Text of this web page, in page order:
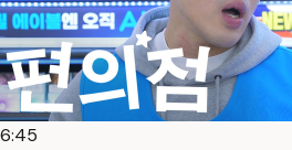
6:45